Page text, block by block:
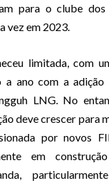
para o clube
vez em 2023.
limitada, com
a ano com a
LNG. No
deve crescer para
por novos
em